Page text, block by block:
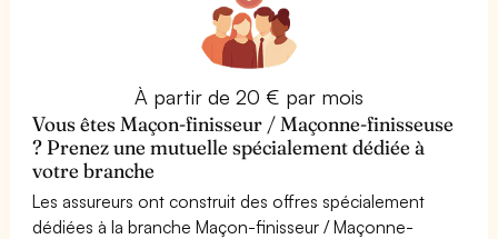
À partir de 20 € par mois
Vous êtes Maçon-finisseur / Maçonne-finisseuse
? Prenez une mutuelle spécialement dédiée à
votre branche
Les assureurs ont construit des offres spécialement
dédiées à la branche Maçon-finisseur / Maçonne-